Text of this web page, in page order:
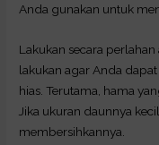
Anda gunakan untuk
Lakukan secara
lakukan agar Anda
hias. Terutama, hama
Jika ukuran daunnya
membersihkannya.